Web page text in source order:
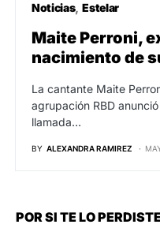
Noticias Estelar
Maite Perroni,
nacimiento de
La cantante Maite
agrupación RBD
llamada…
BY ALEXANDRA RAMIREZ
POR SI TE LO